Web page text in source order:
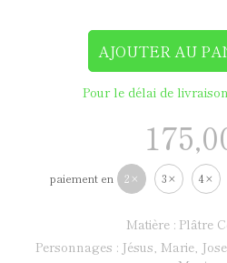
Pour le délai de
paiement en 2× 3× 4×
Matière : Plâtre
Personnages : Jésus, Marie,